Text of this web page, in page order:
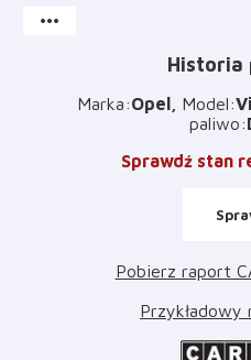
more_horiz
Historia
Marka:Opel Model:
paliwo:
Sprawdź stan
Pobierz raport